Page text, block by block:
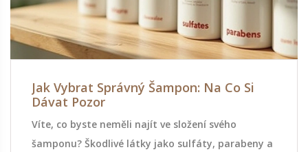
Jak Vybrat Správný Šampon: Na Co Si
Dávat Pozor
Víte, co byste neměli najít ve složení svého
šamponu? Škodlivé látky jako sulfáty, parabeny a